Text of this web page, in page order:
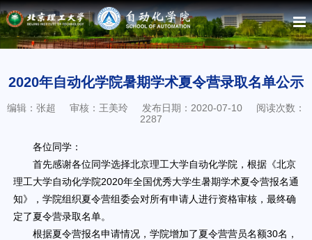
2020年自动化学院暑期学术夏令营录取名单公示
编辑：张超 审核：王美玲 发布日期：2020-07-10
阅读次数：
2287
各位同学：
首先感谢各位同学选择北京理工大学自动化学院，根据《北京
理工大学自动化学院2020年全国优秀大学生暑期学术夏令营报名通
知》，学院组织夏令营组委会对所有申请人进行资格审核，最终确
定了夏令营录取名单。
根据夏令营报名申请情况，学院增加了夏令营营员名额30名，